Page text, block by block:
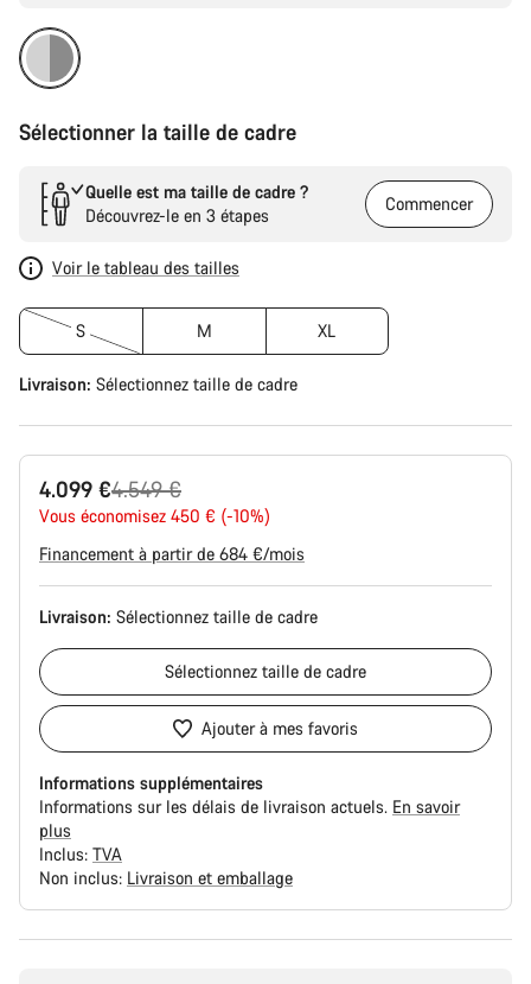
Sélectionner la taille de cadre
Quelle est ma taille de cadre ?
Découvrez-le en 3 étapes
Commencer
Voir le tableau des tailles
S M XL
Livraison: Sélectionnez taille de cadre
4.099 €
Prix
d’origine
4.549 €
Vous économisez 450 € (-10%)
Financement à partir de 684 €/mois
Livraison: Sélectionnez taille de cadre
Sélectionnez taille de cadre
Ajouter à mes favoris
Informations supplémentaires
Informations sur les délais de livraison actuels. En savoir
plus
Inclus: TVA
Non inclus: Livraison et emballage